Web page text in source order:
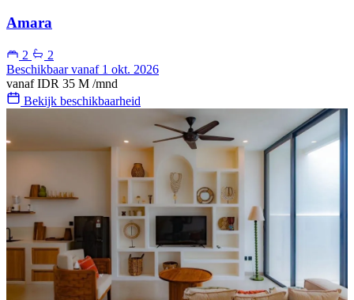
Amara
2
2
Beschikbaar vanaf 1 okt. 2026
vanaf IDR 35 M /mnd
Bekijk beschikbaarheid